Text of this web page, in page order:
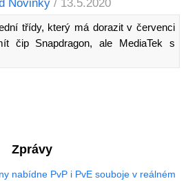
Novinky / 13.5.2020
třídy, který má dorazit v červenci
čip Snapdragon, ale MediaTek s
Zprávy
nabídne PvP i PvE souboje v reálném